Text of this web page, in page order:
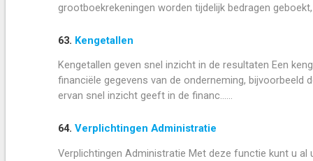
grootboekrekeningen worden tijdelijk bedragen
63. Kengetallen
Kengetallen geven snel inzicht in de resultaten Een
financiële gegevens van de onderneming,
ervan snel inzicht geeft in de financ......
64. Verplichtingen Administratie
Verplichtingen Administratie Met deze functie kunt u